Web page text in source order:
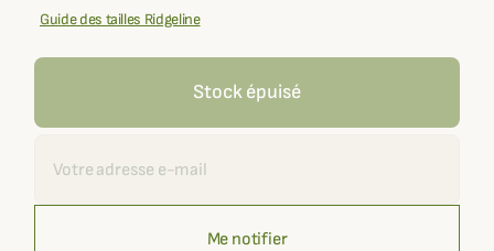
Guide des tailles Ridgeline
Stock épuisé
Me notifier